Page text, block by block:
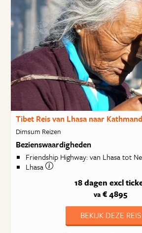
Tibet Reis van Lhasa naar
Dimsum Reizen
Bezienswaardigheden
Friendship Highway: van Lhasa tot
Lhasa
18 dagen excl
va € 4895
BEKIJK DEZE REIS